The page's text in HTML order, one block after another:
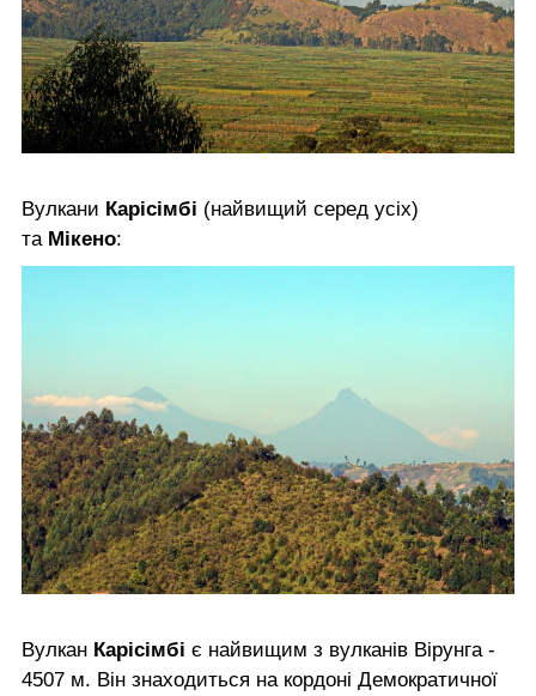
Вулкани Карісімбі (найвищий серед усіх)
та Мікено:
Вулкан Карісімбі є найвищим з вулканів Вірунга -
4507 м. Він знаходиться на кордоні Демократичної